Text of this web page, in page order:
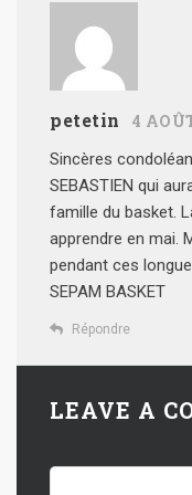
petetin 4
Sincères
SEBASTIEN qui
famille du basket.
apprendre en mai.
pendant ces
SEPAM BASKET
Répondre
LEAVE A